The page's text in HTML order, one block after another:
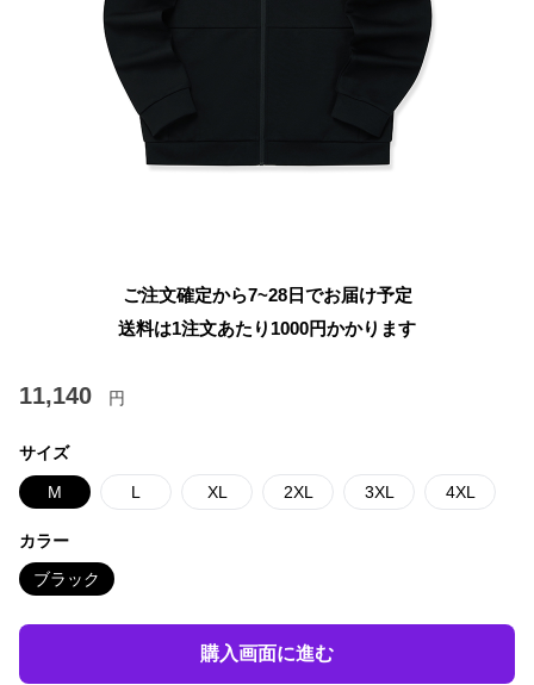
ご注文確定から7~28日でお届け予定
送料は1注文あたり 1000円かかります
11,140 円
サイズ
M L XL 2XL 3XL 4XL
カラー
ブラック
購入画面に進む